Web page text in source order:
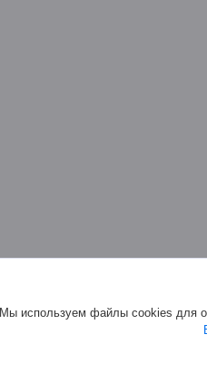
Мы используем файлы cookies для